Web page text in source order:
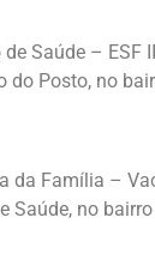
Saúde – ESF
do Posto, no
da Família –
Saúde, no